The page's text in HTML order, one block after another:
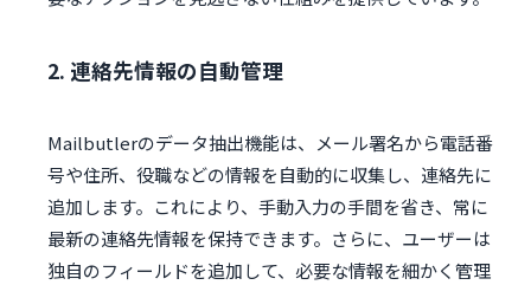
2. 連絡先情報の自動管理
Mailbutlerのデータ抽出機能は、メール署名から電話番
号や住所、役職などの情報を自動的に収集し、連絡先に
追加します。これにより、手動入力の手間を省き、常に
最新の連絡先情報を保持できます。さらに、ユーザーは
独自のフィールドを追加して、必要な情報を細かく管理